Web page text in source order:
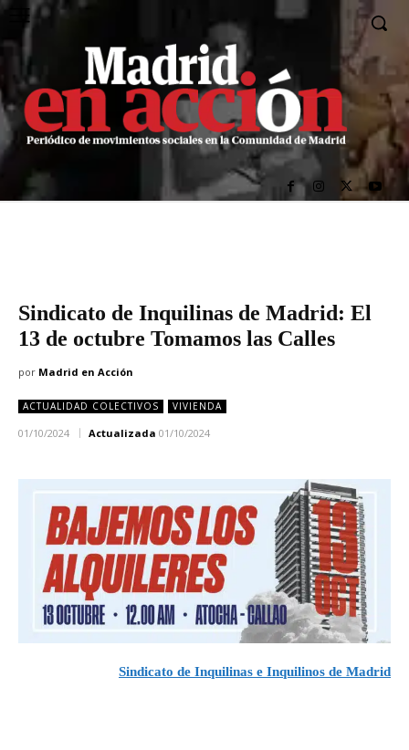
Sindicato de Inquilinas de Madrid: El
13 de octubre Tomamos las Calles
por Madrid en Acción
ACTUALIDAD COLECTIVOS VIVIENDA
01/10/2024 Actualizada 01/10/2024
Sindicato de Inquilinas e Inquilinos de Madrid